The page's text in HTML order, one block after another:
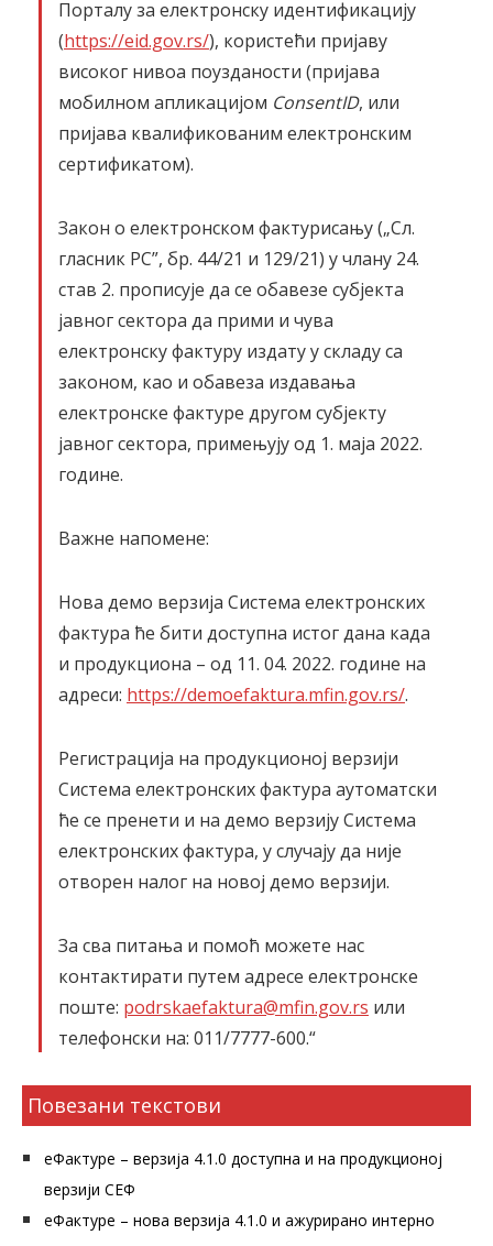
Порталу за електронску идентификацију
(https://еid.gov.rs/), користећи пријаву
високог нивоа поузданости (пријава
мобилном апликацијом ConsentID, или
пријава квалификованим електронским
сертификатом).
Закон о електронском фактурисању („Сл.
гласник РС”, бр. 44/21 и 129/21) у члану 24.
став 2. прописује да се обавезе субјекта
јавног сектора да прими и чува
електронску фактуру издату у складу са
законом, као и обавеза издавања
електронске фактуре другом субјекту
јавног сектора, примењују од 1. маја 2022.
године.
Важне напомене:
Нова демо верзија Система електронских
фактура ће бити доступна истог дана када
и продукциона – од 11. 04. 2022. године на
адреси: https://demoefaktura.mfin.gov.rs/.
Регистрација на продукционој верзији
Система електронских фактура аутоматски
ће се пренети и на демо верзију Система
електронских фактура, у случају да није
отворен налог на новој демо верзији.
За сва питања и помоћ можете нас
контактирати путем адресе електронске
поште: podrskaefaktura@mfin.gov.rs или
телефонски на: 011/7777-600.“
Повезани текстови
еФактуре – верзија 4.1.0 доступна и на продукционој
верзији СЕФ
еФактуре – нова верзија 4.1.0 и ажурирано интерно